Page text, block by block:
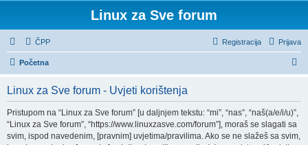
Linux za Sve forum
ČPP Prijava
Registracija
Početna
Linux za Sve forum - Uvjeti korištenja
Pristupom na “Linux za Sve forum” [u daljnjem tekstu: “mi”, “nas”, “naš(a/e/i/u)”,
“Linux za Sve forum”, “https://www.linuxzasve.com/forum”], moraš se slagati sa
svim, ispod navedenim, [pravnim] uvjetima/pravilima. Ako se ne slažeš sa svim,